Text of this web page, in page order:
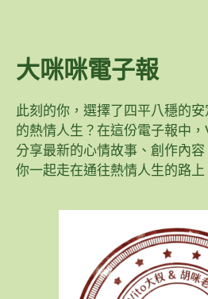
大咪咪電子報
此刻的你，選擇了四平八穩的
的熱情人生？在這份電子報中
分享最新的心情故事、創作內
你一起走在通往熱情人生的路上